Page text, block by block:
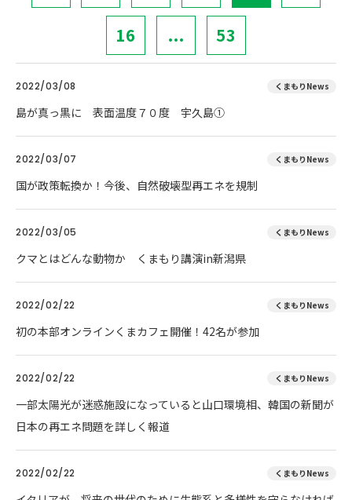
16 ... 53
2022/03/08 くまもりNews
島が真っ黒に 表面温度７０度 宇久島①
2022/03/07 くまもりNews
国が政策転換か！今後、自然破壊型再エネを規制
2022/03/05 くまもりNews
クマとはどんな動物か くまもり講演in新潟県
2022/02/22 くまもりNews
初の本部オンラインくまカフェ開催！42名が参加
2022/02/22 くまもりNews
一部太陽光が迷惑施設になっていると山口環境相、韓国の新聞が
日本の再エネ問題を詳しく報道
2022/02/22 くまもりNews